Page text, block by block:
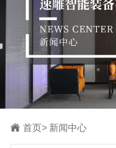
首页> 新闻中心